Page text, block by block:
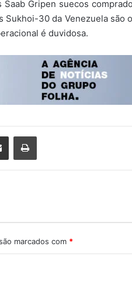
Gripen suecos
Sukhoi-30 da Venezuela são
é duvidosa.
marcados com *